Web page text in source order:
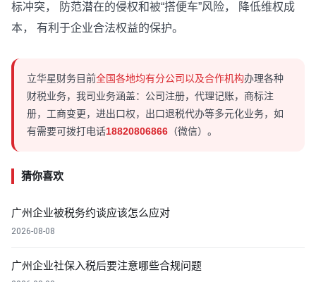
标冲突， 防范潜在的侵权和被“搭便车”风险， 降低维权成
本， 有利于企业合法权益的保护。
立华星财务目前全国各地均有分公司以及合作机构办理各种
财税业务，我司业务涵盖：公司注册，代理记账，商标注
册，工商变更，进出口权，出口退税代办等多元化业务，如
有需要可拨打电话18820806866 （微信）。
猜你喜欢
广州企业被税务约谈应该怎么应对
2026-08-08
广州企业社保入税后要注意哪些合规问题